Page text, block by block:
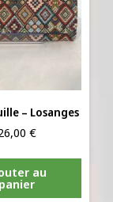
– Losanges
€
au
panier